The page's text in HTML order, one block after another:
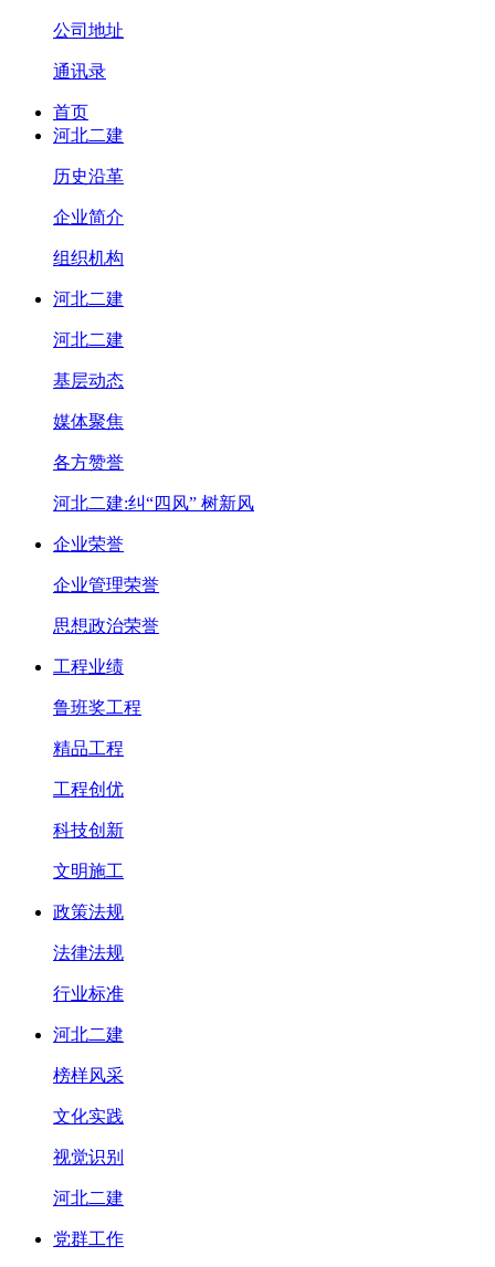
公司地址
通讯录
首页
河北二建
历史沿革
企业简介
组织机构
河北二建
河北二建
基层动态
媒体聚焦
各方赞誉
河北二建:纠“四风” 树新风
企业荣誉
企业管理荣誉
思想政治荣誉
工程业绩
鲁班奖工程
精品工程
工程创优
科技创新
文明施工
政策法规
法律法规
行业标准
河北二建
榜样风采
文化实践
视觉识别
河北二建
党群工作